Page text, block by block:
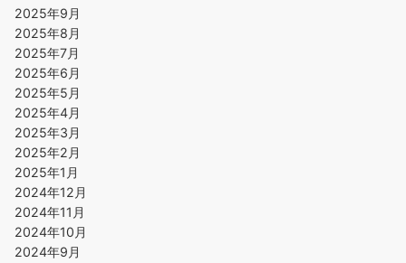
2025年9月
2025年8月
2025年7月
2025年6月
2025年5月
2025年4月
2025年3月
2025年2月
2025年1月
2024年12月
2024年11月
2024年10月
2024年9月